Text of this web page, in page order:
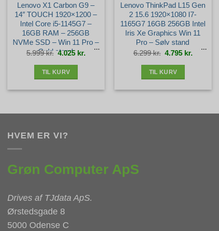
Lenovo X1 Carbon G9 –
14″ TOUCH 1920×1200 –
Intel Core i5-1145G7 –
16GB RAM – 256GB
NVMe SSD – Win 11 Pro –
Guld stand
5.999kr. Den
oprindelige
pris
4.025 kr. Den
aktuelle
pris
TIL KURV
Lenovo ThinkPad L15 Gen
2 15.6 1920×1080 I7-
1165G7 16GB 256GB Intel
Iris Xe Graphics Win 11
Pro – Sølv stand
6.299kr. Den
oprindelige
pris
4.795 kr. Den
aktuelle
pris
TIL KURV
HVEM ER VI?
Grøn Computer ApS
Drives af TJdata ApS.
Ørstedsgade 8
5000 Odense C